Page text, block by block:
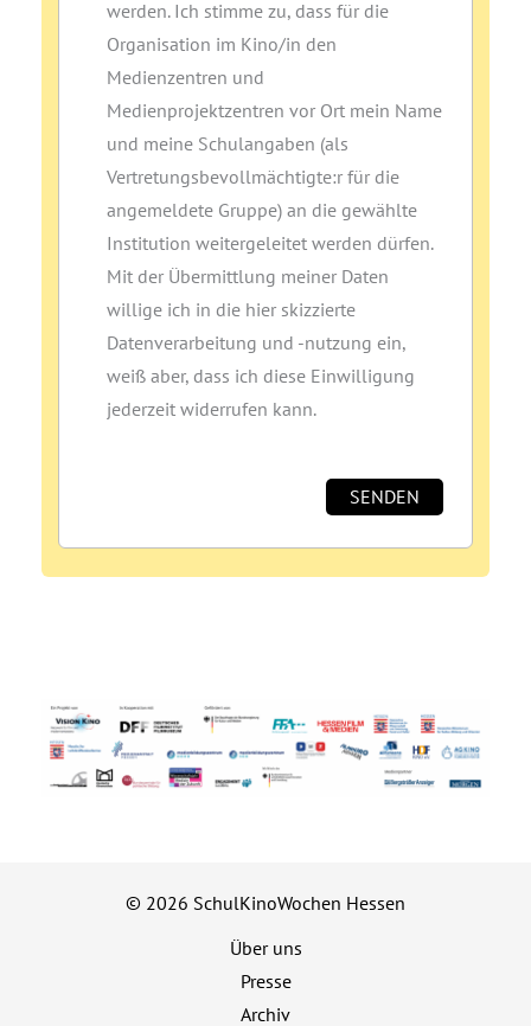
werden. Ich stimme zu, dass für die
Organisation im Kino/in den
Medienzentren und
Medienprojektzentren vor Ort mein Name
und meine Schulangaben (als
Vertretungsbevollmächtigte:r für die
angemeldete Gruppe) an die gewählte
Institution weitergeleitet werden dürfen.
Mit der Übermittlung meiner Daten
willige ich in die hier skizzierte
Datenverarbeitung und ‑nutzung ein,
weiß aber, dass ich diese Einwilligung
jederzeit widerrufen kann.
© 2026 SchulKinoWochen Hessen
Über uns
Presse
Archiv